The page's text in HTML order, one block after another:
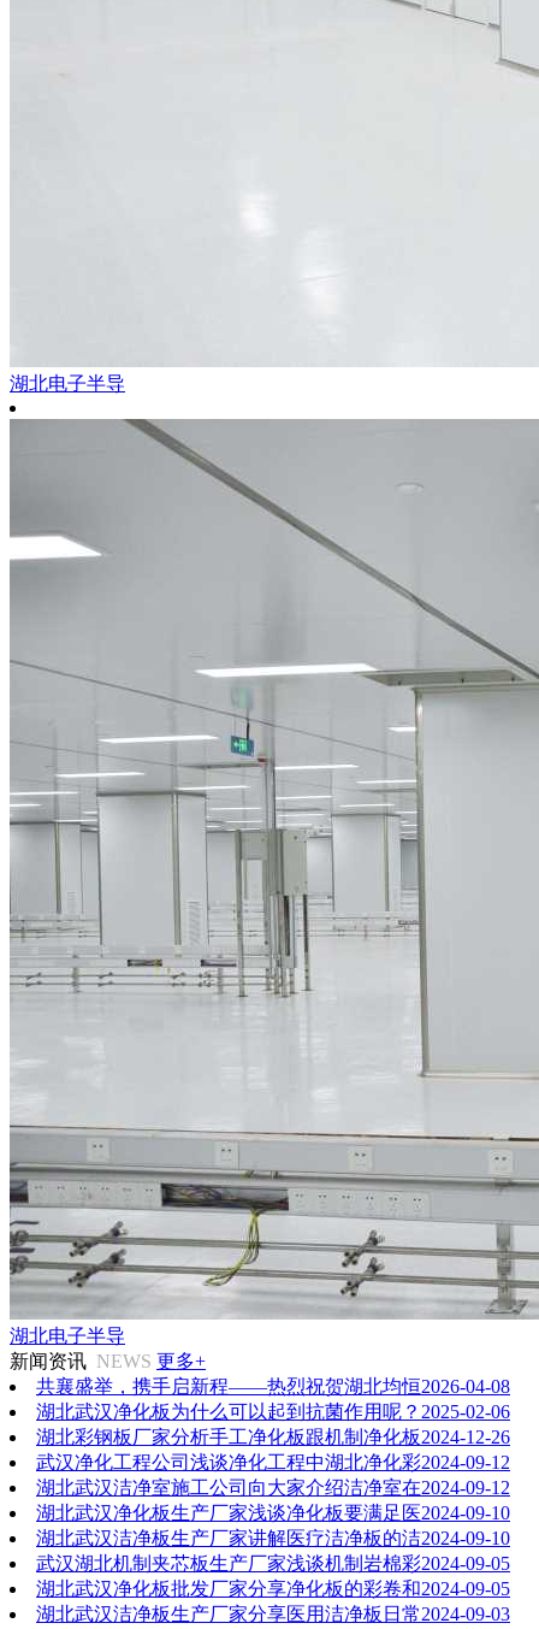
湖北电子半导
湖北电子半导
新闻资讯 NEWS 更多+
共襄盛举，携手启新程——热烈祝贺湖北均恒2026-04-08
湖北武汉净化板为什么可以起到抗菌作用呢？ 2025-02-06
湖北彩钢板厂家分析手工净化板跟机制净化板2024-12-26
武汉净化工程公司浅谈净化工程中湖北净化彩2024-09-12
湖北武汉洁净室施工公司向大家介绍洁净室在2024-09-12
湖北武汉净化板生产厂家浅谈净化板要满足医2024-09-10
湖北武汉洁净板生产厂家讲解医疗洁净板的洁2024-09-10
武汉湖北机制夹芯板生产厂家浅谈机制岩棉彩2024-09-05
湖北武汉净化板批发厂家分享净化板的彩卷和2024-09-05
湖北武汉洁净板生产厂家分享医用洁净板日常2024-09-03